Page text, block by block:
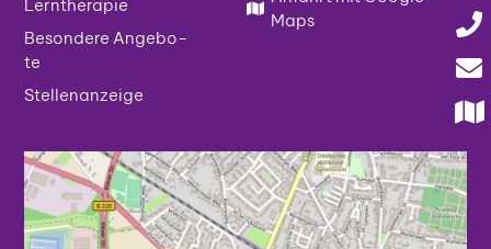
Lern­the­ra­pie
Beson­de­re Ange­bo­
te
Stel­len­an­zei­ge
Maps